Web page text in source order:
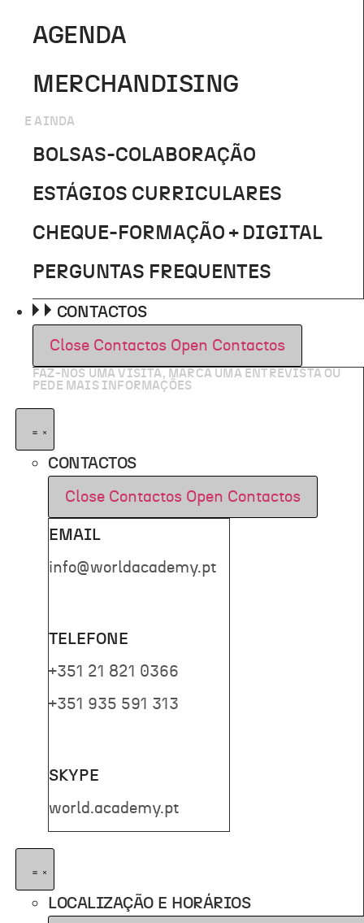
AGENDA
MERCHANDISING
E AINDA
BOLSAS-COLABORAÇÃO
ESTÁGIOS CURRICULARES
CHEQUE-FORMAÇÃO + DIGITAL
PERGUNTAS FREQUENTES
CONTACTOS
Close Contactos Open Contactos
FAZ-NOS UMA VISITA, MARCA UMA ENTREVISTA OU
PEDE MAIS INFORMAÇÕES
CONTACTOS
Close Contactos Open Contactos
EMAIL
info@worldacademy.pt
TELEFONE
+351 21 821 0366
+351 935 591 313
SKYPE
world.academy.pt
LOCALIZAÇÃO E HORÁRIOS